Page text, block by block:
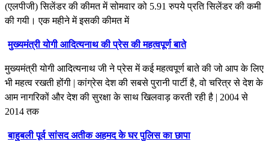
(एलपीजी) सिलेंडर की कीमत में सोमवार को 5.91 रुपये प्रति सिलेंडर की कमी
की गयी। एक महीने में इसकी कीमत में
मुख्यमंत्री योगी आदित्यनाथ की प्रेस की महत्वपूर्ण बाते
मुख्यमंत्री योगी आदित्यनाथ जी ने प्रेस में कई महत्वपूर्ण बाते की जो आप के लिए
भी महत्व रखती होंगी | कांग्रेस देश की सबसे पुरानी पार्टी है, वो चरित्र से देश के
आम नागरिकों और देश की सुरक्षा के साथ खिलवाड़ करती रही है | 2004 से
2014 तक
बाहुबली पूर्व सांसद अतीक अहमद के घर पुलिस का छापा